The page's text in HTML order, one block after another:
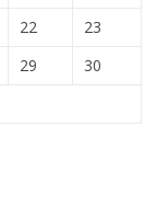
22
23
29
30